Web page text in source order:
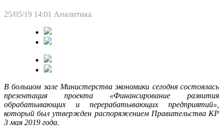
25/05/19 14:01 Аналитика
В большом зале Министерства экономики сегодня состоялась
презентация проекта «Финансирование развития
обрабатывающих и перерабатывающих предприятий»,
который был утвержден распоряжением Правительства КР
3 мая 2019 года.